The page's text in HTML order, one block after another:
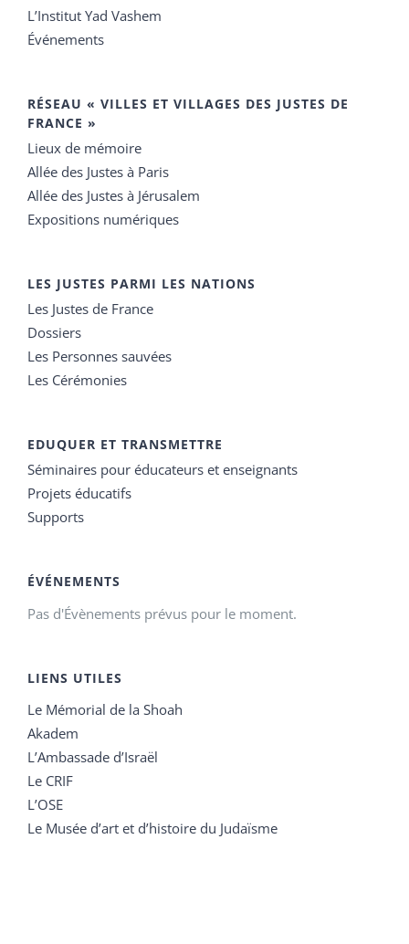
L’Institut Yad Vashem
Événements
RÉSEAU « VILLES ET VILLAGES DES JUSTES DE
FRANCE »
Lieux de mémoire
Allée des Justes à Paris
Allée des Justes à Jérusalem
Expositions numériques
LES JUSTES PARMI LES NATIONS
Les Justes de France
Dossiers
Les Personnes sauvées
Les Cérémonies
EDUQUER ET TRANSMETTRE
Séminaires pour éducateurs et enseignants
Projets éducatifs
Supports
ÉVÉNEMENTS
Pas d'Évènements prévus pour le moment.
LIENS UTILES
Le Mémorial de la Shoah
Akadem
L’Ambassade d’Israël
Le CRIF
L’OSE
Le Musée d’art et d’histoire du Judaïsme